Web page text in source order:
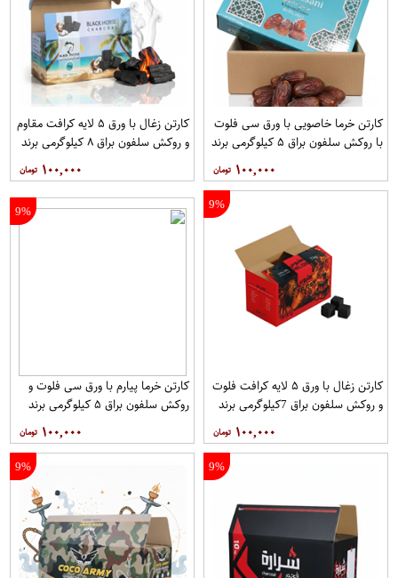
کارتن خرما خاصویی با ورق سی فلوت
با روکش سلفون براق ۵ کیلوگرمی برند
۱۰۰,۰۰۰
کارتن زغال با ورق ۵ لایه کرافت مقاوم
و روکش سلفون براق ۸ کیلوگرمی برند
۱۰۰,۰۰۰
9%
کارتن زغال با ورق ۵ لایه کرافت فلوت
و روکش سلفون براق 7کیلوگرمی برند
۱۰۰,۰۰۰
9%
کارتن خرما پیارم با ورق سی فلوت و
روکش سلفون براق ۵ کیلوگرمی برند
۱۰۰,۰۰۰
9%
9%